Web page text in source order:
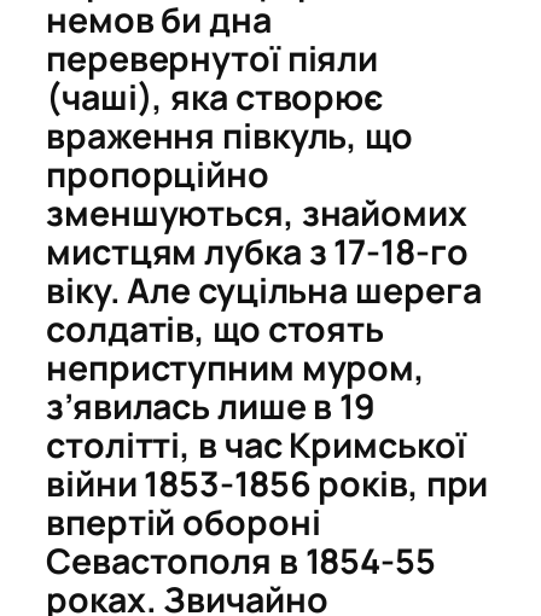
немов би дна
перевернутої піяли
(чаші), яка створює
враження півкуль, що
пропорційно
зменшуються, знайомих
мистцям лубка з 17-18-го
віку. Але суцільна шерега
солдатів, що стоять
неприступним муром,
з’явилась лише в 19
столітті, в час Кримської
війни 1853-1856 років, при
впертій обороні
Севастополя в 1854-55
роках. Звичайно